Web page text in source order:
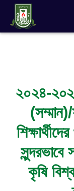
২০২৪-
সুন্দরভাবে
কৃষি